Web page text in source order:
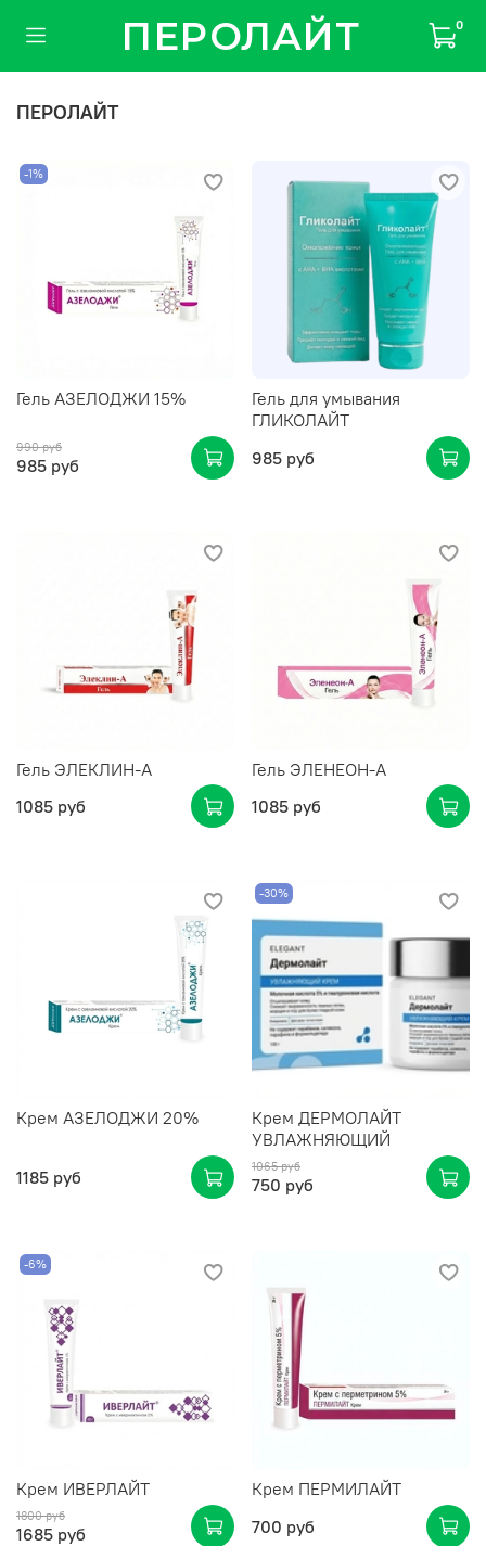
ПЕРОЛАЙТ 0
ПЕРОЛАЙТ
-1%
Гель АЗЕЛОДЖИ 15%
990 руб
985 руб
Гель для умывания
ГЛИКОЛАЙТ
985 руб
Гель ЭЛЕКЛИН-А
1085 руб
Гель ЭЛЕНЕОН-А
1085 руб
Крем АЗЕЛОДЖИ 20%
1185 руб
-30%
Крем ДЕРМОЛАЙТ
УВЛАЖНЯЮЩИЙ
1065 руб
750 руб
-6%
Крем ИВЕРЛАЙТ
1800 руб
1685 руб
Крем ПЕРМИЛАЙТ
700 руб